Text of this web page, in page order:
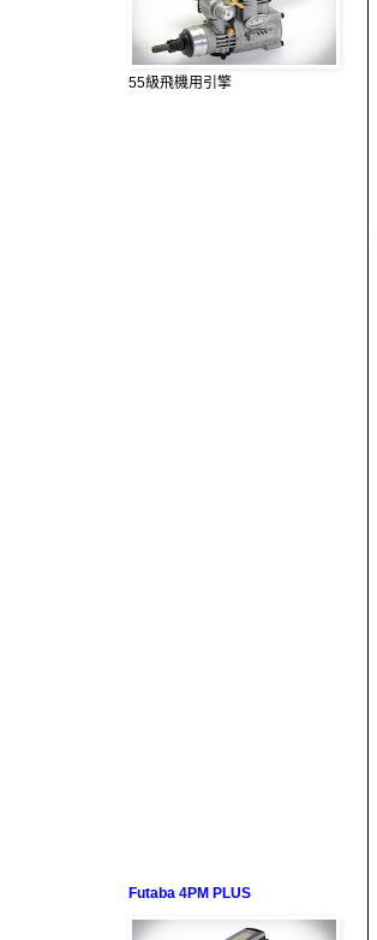
55級飛機用引擎
Futaba 4PM PLUS